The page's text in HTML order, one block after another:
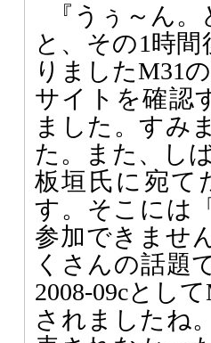
『うぅ～ん
と、その1時
りましたM31
サイトを確認
ました。すみ
た。また、し
板垣氏に宛て
す。そこには
参加できませ
くさんの話題
2008-09cとし
されましたね